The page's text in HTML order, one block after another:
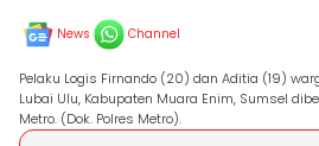
News Channel
Pelaku Logis Firnando (20) dan Aditia (19)
Lubai Ulu, Kabupaten Muara Enim, Sumsel
Metro. (Dok. Polres Metro).